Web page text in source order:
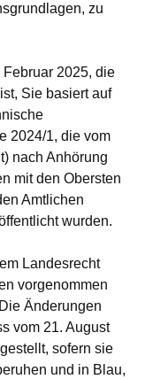
zu
2025, die
Sie basiert auf
2024/1, die vom
nach Anhörung
mit den Obersten
Amtlichen
wurden.
Landesrecht
vorgenommen
Änderungen
vom 21. August
sofern sie
und in Blau,